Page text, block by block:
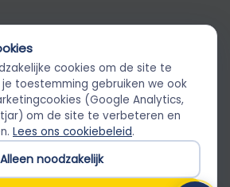
stel een vraag
cookies om de site te
toestemming gebruiken we ook
(Google Analytics,
om de site te verbeteren en
Lees ons cookiebeleid.
Alleen noodzakelijk